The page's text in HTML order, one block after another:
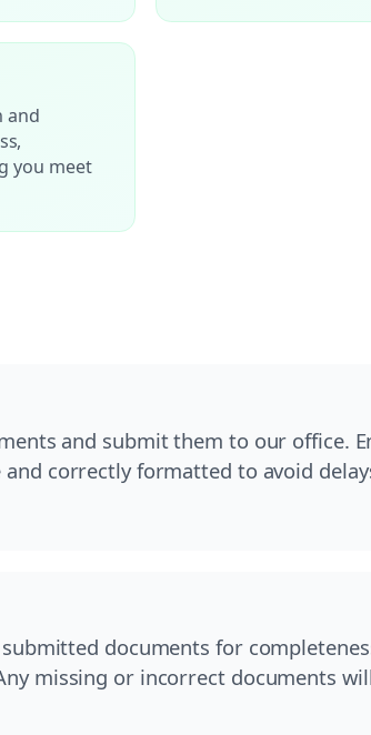
and
you meet
and submit them to our office.
correctly formatted to avoid
documents for
missing or incorrect documents